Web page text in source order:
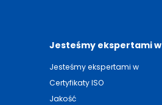
Jesteśmy ekspertami w
Jesteśmy ekspertami w
Certyfikaty ISO
Jakość